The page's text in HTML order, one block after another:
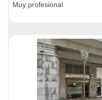
Muy profesional